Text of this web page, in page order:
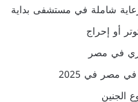
شاملة في مستشفى بداية
أو إحراج
في مصر
في 2025
الجنين